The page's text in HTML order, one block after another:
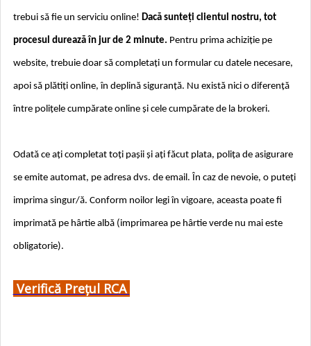
trebui să fie un serviciu online! Dacă sunteți clientul nostru, tot
procesul durează în jur de 2 minute. Pentru prima achiziție pe
website, trebuie doar să completați un formular cu datele necesare,
apoi să plătiți online, în deplină siguranță. Nu există nici o diferență
între polițele cumpărate online și cele cumpărate de la brokeri.
Odată ce ați completat toți pașii și ați făcut plata, polița de asigurare
se emite automat, pe adresa dvs. de email. În caz de nevoie, o puteți
imprima singur/ă. Conform noilor legi în vigoare, aceasta poate fi
imprimată pe hârtie albă (imprimarea pe hârtie verde nu mai este
obligatorie).
Verifică Prețul RCA